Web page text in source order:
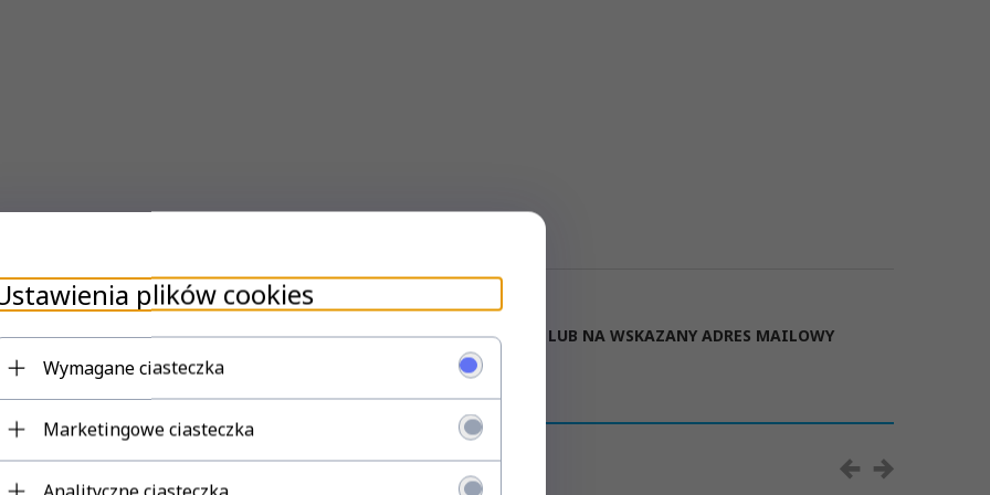
I WPUSZCZANEGOZ NASZYCH AUKCJI
BYĆ DOŁĄCZONE UCHWYTY W WIADOMOŚCI DO SPRZEDAJĄCEGO LUB NA WSKAZANY ADRES MAILOWY
LUB TELEFONICZNY.
plików cookies
Wymagane ciasteczka
Marketingowe ciasteczka